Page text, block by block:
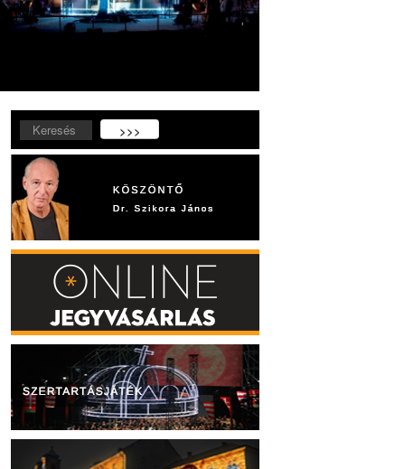
Keresés... >>>